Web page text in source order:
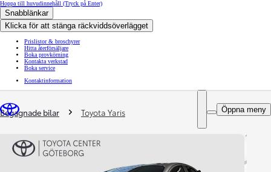
Hoppa till huvudinnehåll (Tryck på Enter)
Snabblänkar
Klicka för att stänga räckviddsöverlägget
Prislistor & broschyrer
Hitta återförsäljare
Boka provkörning
Kontakta verkstad
Boka service
Kontaktinformation
Öppna meny
You are here
Begagnade bilar Toyota Yaris